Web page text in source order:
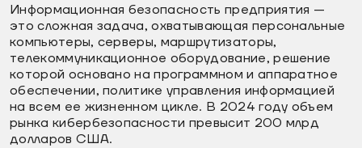
Информационная безопасность предприятия —
это сложная задача, охватывающая персональные
компьютеры, серверы, маршрутизаторы,
телекоммуникационное оборудование, решение
которой основано на программном и аппаратное
обеспечении, политике управления информацией
на всем ее жизненном цикле. В 2024 году объем
рынка кибербезопасности превысит 200 млрд
долларов США.